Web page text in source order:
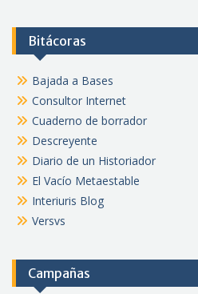
Bitácoras
Bajada a Bases
Consultor Internet
Cuaderno de borrador
Descreyente
Diario de un Historiador
El Vacío Metaestable
Interiuris Blog
Versvs
Campañas